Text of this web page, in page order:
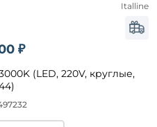
₽
(LED, 220V, круглые,
Italline